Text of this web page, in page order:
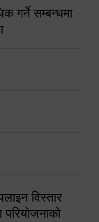
गर्ने सम्बन्धमा
विस्तार